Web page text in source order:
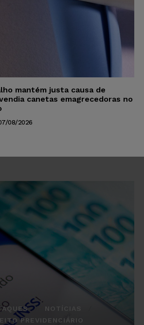
mantém justa causa de
canetas emagrecedoras no
08/2026